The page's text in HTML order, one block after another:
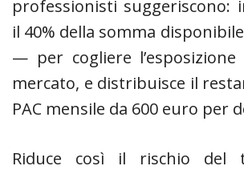
professionisti suggeriscono:
il 40% della somma
— per cogliere
mercato, e distribuisce il
PAC mensile da 600 euro per
Riduce così il rischio del